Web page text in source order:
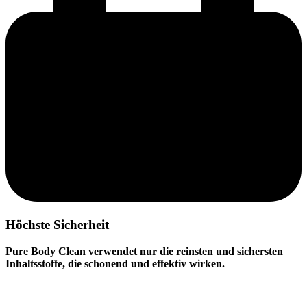
Höchste Sicherheit
Pure Body Clean verwendet nur die reinsten und sichersten
Inhaltsstoffe, die schonend und effektiv wirken.